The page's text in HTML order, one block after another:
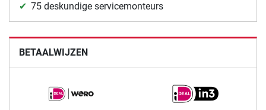
75 deskundige servicemonteurs
BETAALWIJZEN